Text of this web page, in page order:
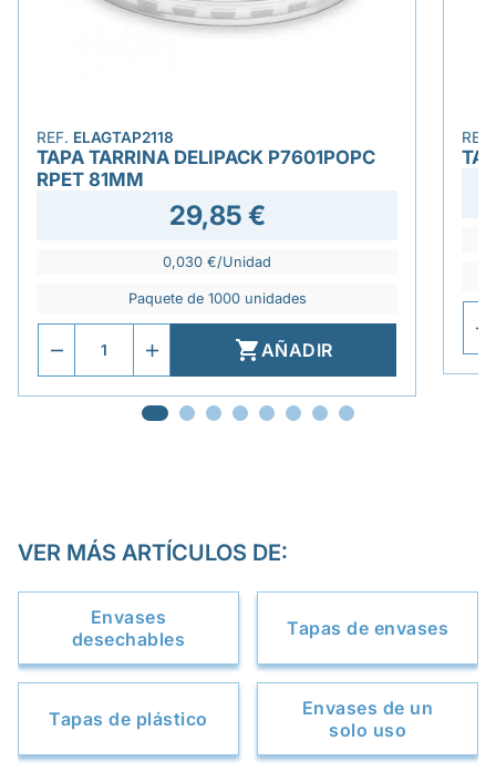
REF. ELAGTAP2118
TAPA TARRINA DELIPACK P7601POPC
RPET 81MM
29,85 €
0,030 €/Unidad
Paquete de 1000 unidades
AÑADIR
VER MÁS ARTÍCULOS DE:
Envases
desechables
Tapas de envases
Tapas de plástico
Envases de un
solo uso